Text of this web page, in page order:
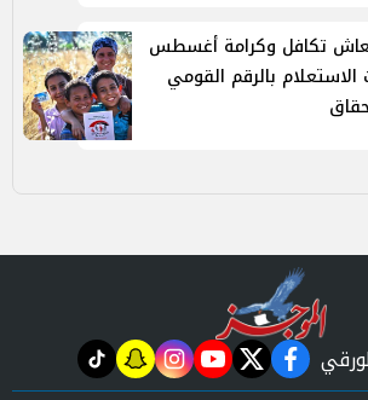
تكافل وكرامة أغسطس
الاستعلام بالرقم القومي
facebook
twitter
youtube
instagram
snapchat
tiktok